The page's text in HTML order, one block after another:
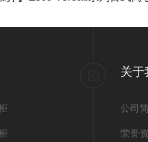
关于
公司
荣誉